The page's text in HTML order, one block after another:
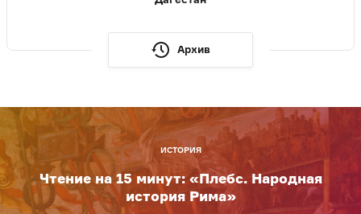
Архив
ИСТОРИЯ
Чтение на 15 минут: «Плебс. Народная
история Рима»